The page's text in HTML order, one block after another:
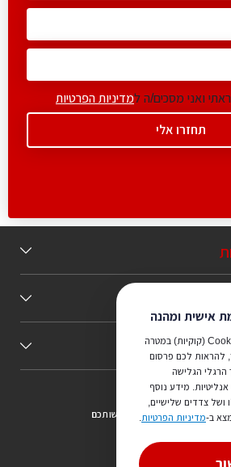
ואני מסכים/ה למדיניות הפרטיות
אישית ומהנה
האתר עושה שימוש ב-Cookies (קוקיות) במטרה
לכם פרסום
הרגלי הגלישה
מידע נוסף
ושל צדדים שלישיים,
ב-מדיניות הפרטיות.
שלנו? נשמח לעמוד לרשותכם